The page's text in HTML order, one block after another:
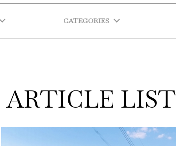
CATEGORIES
ARTICLE LIST